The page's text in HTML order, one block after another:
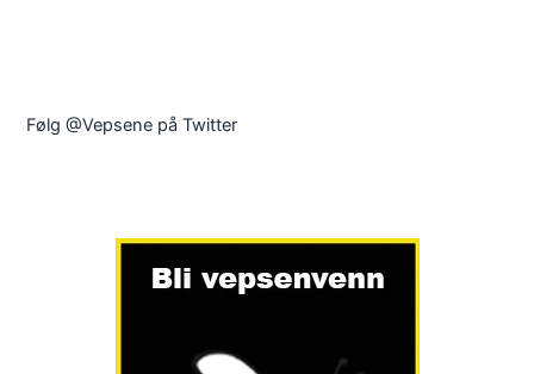
Følg @Vepsene på Twitter